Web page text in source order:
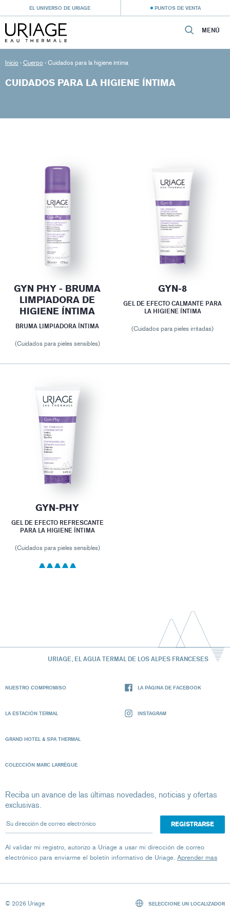
EL UNIVERSO DE URIAGE PUNTOS DE VENTA
MENÚ
Inicio › Cuerpo › Cuidados para la higiene íntima
CUIDADOS PARA LA HIGIENE ÍNTIMA
GYN PHY - BRUMA
LIMPIADORA DE
HIGIENE ÍNTIMA
BRUMA LIMPIADORA ÍNTIMA
(Cuidados para pieles sensibles)
GYN-8
GEL DE EFECTO CALMANTE PARA
LA HIGIENE ÍNTIMA
(Cuidados para pieles irritadas)
GYN-PHY
GEL DE EFECTO REFRESCANTE
PARA LA HIGIENE ÍNTIMA
(Cuidados para pieles sensibles)
URIAGE, EL AGUA TERMAL DE LOS ALPES FRANCESES
NUESTRO COMPROMISO
LA ESTACIÓN TERMAL
GRAND HOTEL & SPA THERMAL
COLECCIÓN MARC LARRÈGUE
LA PÁGINA DE FACEBOOK
INSTAGRAM
Reciba un avance de las últimas novedades, noticias y ofertas
exclusivas.
Su dirección de correo electrónico
Al validar mi registro, autorizo ​​a Uriage a usar mi dirección de correo
electrónico para enviarme el boletín informativo de Uriage. Aprender mas
© 2026 Uriage SELECCIONE UN LOCALIZADOR